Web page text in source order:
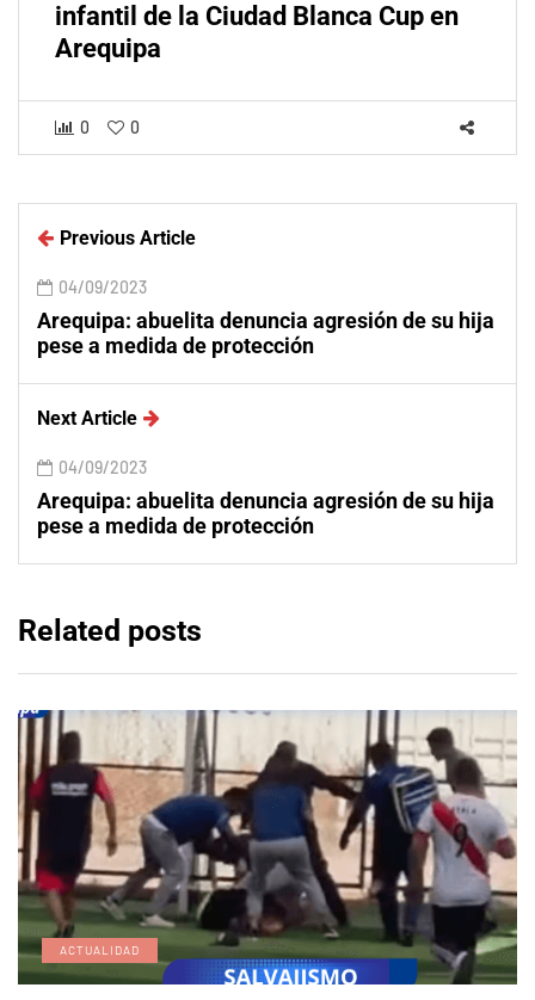
infantil de la Ciudad Blanca Cup en
Arequipa
0 0
Previous Article
04/09/2023
Arequipa: abuelita denuncia agresión de su hija
pese a medida de protección
Next Article
04/09/2023
Arequipa: abuelita denuncia agresión de su hija
pese a medida de protección
Related posts
ACTUALIDAD